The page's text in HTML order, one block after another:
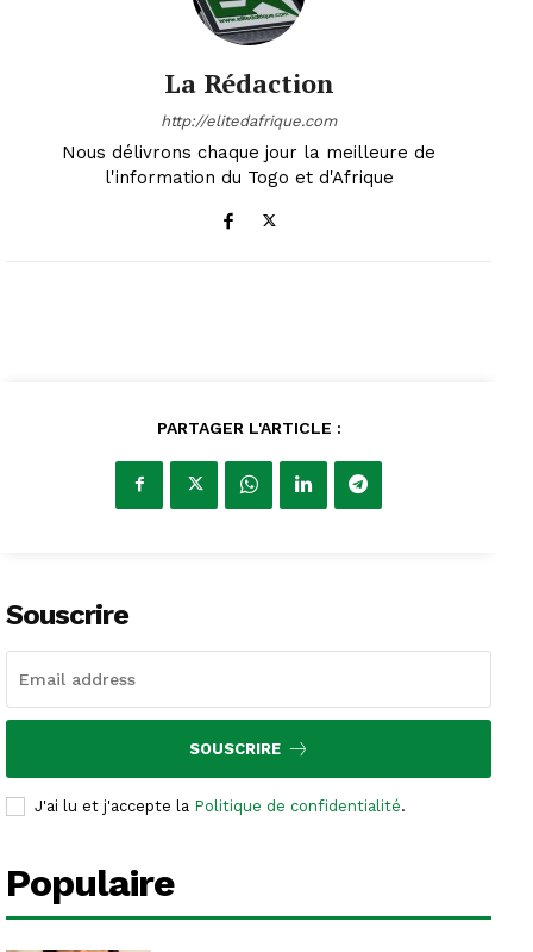
La Rédaction
http://elitedafrique.com
Nous délivrons chaque jour la meilleure de
l'information du Togo et d'Afrique
PARTAGER L'ARTICLE :
Souscrire
SOUSCRIRE
J'ai lu et j'accepte la Politique de confidentialité.
Populaire